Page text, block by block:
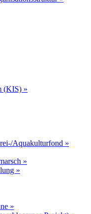
(KIS) »
Aquakulturfond »
»
»
»